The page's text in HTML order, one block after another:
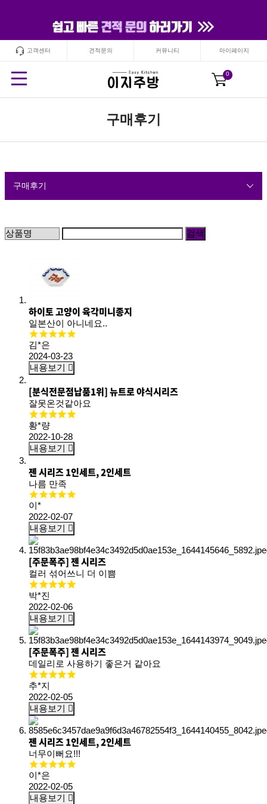
안보기
고객센터 견적문의 커뮤니티 마이페이지
0
구매후기
구매후기
검색
하이토 고양이 육각미니종지
일본산이 아니네요..
김*은
2024-03-23
내용보기
[분식전문점납품1위] 뉴트로 야식시리즈
잘못온것같아요
황*량
2022-10-28
내용보기
젠 시리즈 1인세트, 2인세트
나름 만족
이*
2022-02-07
내용보기
[주문폭주] 젠 시리즈
컬러 섞어쓰니 더 이쁨
박*진
2022-02-06
내용보기
[주문폭주] 젠 시리즈
데일리로 사용하기 좋은거 같아요
추*지
2022-02-05
내용보기
젠 시리즈 1인세트, 2인세트
너무이뻐요!!!
이*은
2022-02-05
내용보기